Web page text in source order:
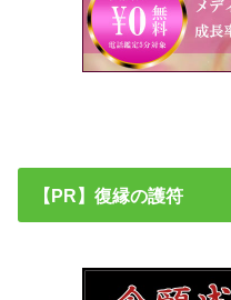
【PR】復縁の護符